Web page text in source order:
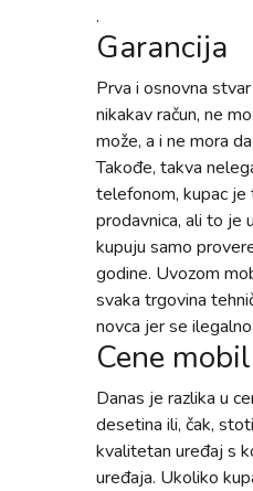
.
Garancija
Prva i osnovna
nikakav račun, ne
može, a i ne mora
Takođe, takva
telefonom, kupac je
prodavnica, ali to je
kupuju samo
godine. Uvozom
svaka trgovina
novca jer se
Cene
Danas je razlika u
desetina ili, čak,
kvalitetan uređaj s
uređaja. Ukoliko